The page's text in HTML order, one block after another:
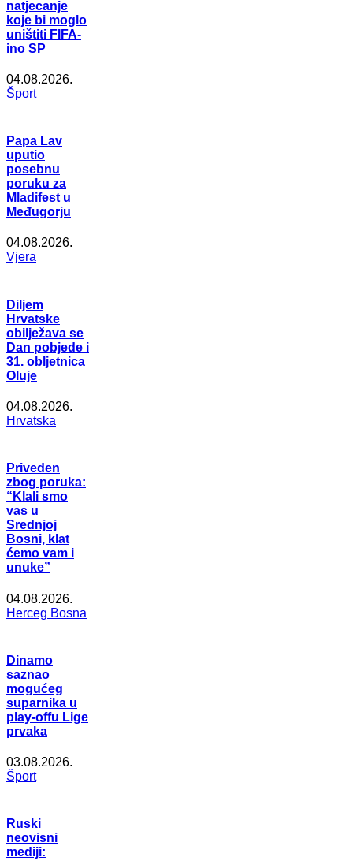
natjecanje
koje bi moglo
uništiti FIFA-
ino SP
04.08.2026.
Šport
Papa Lav
uputio
posebnu
poruku za
Mladifest u
Međugorju
04.08.2026.
Vjera
Diljem
Hrvatske
obilježava se
Dan pobjede i
31. obljetnica
Oluje
04.08.2026.
Hrvatska
Priveden
zbog poruka:
“Klali smo
vas u
Srednjoj
Bosni, klat
ćemo vam i
unuke”
04.08.2026.
Herceg Bosna
Dinamo
saznao
mogućeg
suparnika u
play-offu Lige
prvaka
03.08.2026.
Šport
Ruski
neovisni
mediji: